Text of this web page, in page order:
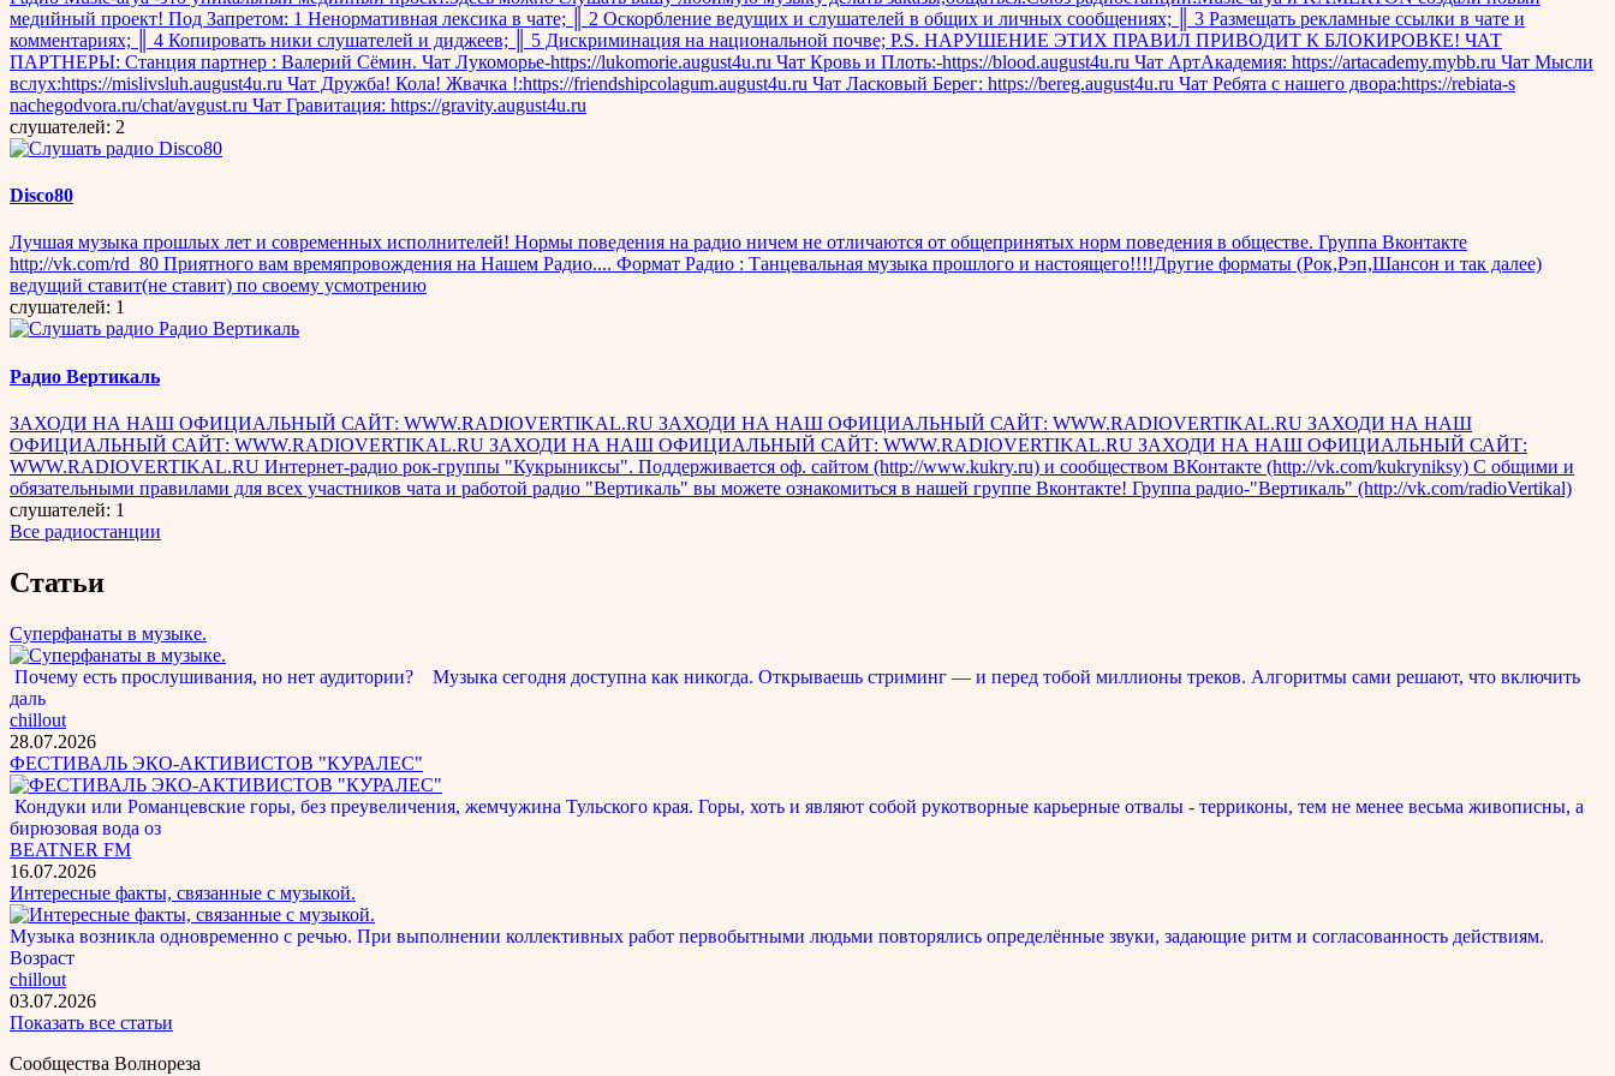
медийный проект! Под Запретом: 1 Ненормативная лексика в чате; ║ 2 Оскорбление ведущих и слушателей в общих и личных сообщениях; ║ 3 Размещать рекламные ссылки в чате и
комментариях; ║ 4 Копировать ники слушателей и диджеев; ║ 5 Дискриминация на национальной почве; P.S. НАРУШЕНИЕ ЭТИХ ПРАВИЛ ПРИВОДИТ К БЛОКИРОВКЕ! ЧАТ
ПАРТНЕРЫ: Станция партнер : Валерий Сёмин. Чат Лукоморье-https://lukomorie.august4u.ru Чат Кровь и Плоть:-https://blood.august4u.ru Чат АртАкадемия: https://artacademy.mybb.ru Чат Мысли
вслух:https://mislivsluh.august4u.ru Чат Дружба! Кола! Жвачка !:https://friendshipcolagum.august4u.ru Чат Ласковый Берег: https://bereg.august4u.ru Чат Ребята с нашего двора:https://rebiata-s
nachegodvora.ru/chat/avgust.ru Чат Гравитация: https://gravity.august4u.ru
слушателей: 2
Disco80
Лучшая музыка прошлых лет и современных исполнителей! Нормы поведения на радио ничем не отличаются от общепринятых норм поведения в обществе. Группа Вконтакте
http://vk.com/rd_80 Приятного вам времяпровождения на Нашем Радио.... Формат Радио : Танцевальная музыка прошлого и настоящего!!!!Другие форматы (Рок,Рэп,Шансон и так далее)
ведущий ставит(не ставит) по своему усмотрению
слушателей: 1
Радио Вертикаль
ЗАХОДИ НА НАШ ОФИЦИАЛЬНЫЙ САЙТ: WWW.RADIOVERTIKAL.RU ЗАХОДИ НА НАШ ОФИЦИАЛЬНЫЙ САЙТ: WWW.RADIOVERTIKAL.RU ЗАХОДИ НА НАШ
ОФИЦИАЛЬНЫЙ САЙТ: WWW.RADIOVERTIKAL.RU ЗАХОДИ НА НАШ ОФИЦИАЛЬНЫЙ САЙТ: WWW.RADIOVERTIKAL.RU ЗАХОДИ НА НАШ ОФИЦИАЛЬНЫЙ САЙТ:
WWW.RADIOVERTIKAL.RU Интернет-радио рок-группы "Кукрыниксы". Поддерживается оф. сайтом (http://www.kukry.ru) и сообществом ВКонтакте (http://vk.com/kukryniksy) С общими и
обязательными правилами для всех участников чата и работой радио "Вертикаль" вы можете ознакомиться в нашей группе Вконтакте! Группа радио-"Вертикаль" (http://vk.com/radioVertikal)
слушателей: 1
Все радиостанции
Статьи
Суперфанаты в музыке.
Почему есть прослушивания, но нет аудитории? Музыка сегодня доступна как никогда. Открываешь стриминг — и перед тобой миллионы треков. Алгоритмы сами решают, что включить
даль
chillout
28.07.2026
ФЕСТИВАЛЬ ЭКО-АКТИВИСТОВ "КУРАЛЕС"
Кондуки или Романцевские горы, без преувеличения, жемчужина Тульского края. Горы, хоть и являют собой рукотворные карьерные отвалы - терриконы, тем не менее весьма живописны, а
бирюзовая вода оз
BEATNER FM
16.07.2026
Интересные факты, связанные с музыкой.
Музыка возникла одновременно с речью. При выполнении коллективных работ первобытными людьми повторялись определённые звуки, задающие ритм и согласованность действиям.
Возраст
chillout
03.07.2026
Показать все статьи
Сообщества Волнореза